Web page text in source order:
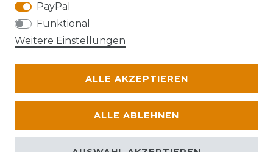
PayPal
Funktional
Weitere Einstellungen
ALLE AKZEPTIEREN
ALLE ABLEHNEN
Die Karte kann aufgrund ihrer
Datenschutzeinstellungen nicht angezeigt
werden. Bitte akzeptieren Sie die Verwendung
von Google Maps, um die Karte zu verwenden.
© Abraxas 2026 | Alle Rechte vorbehalten.